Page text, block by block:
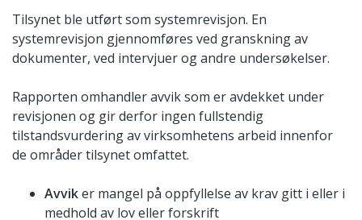
Tilsynet ble utført som systemrevisjon. En
systemrevisjon gjennomføres ved granskning av
dokumenter, ved intervjuer og andre undersøkelser.
Rapporten omhandler avvik som er avdekket under
revisjonen og gir derfor ingen fullstendig
tilstandsvurdering av virksomhetens arbeid innenfor
de områder tilsynet omfattet.
Avviker mangel på oppfyllelse av krav gitt i eller i
medhold av lov eller forskrift